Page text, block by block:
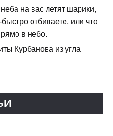
на вас летят шарики,
отбиваете, или что
в небо.
Курбанова из угла